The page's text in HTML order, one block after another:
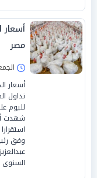
مصر
الجمعة 05/يونيو/
أسعار
تداول
لليوم
وفق
السنوى من